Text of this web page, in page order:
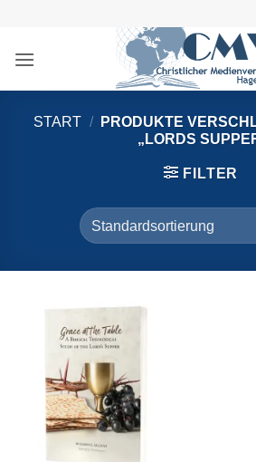
springen
START /
PRODUKTE
„LORDS
FILTER